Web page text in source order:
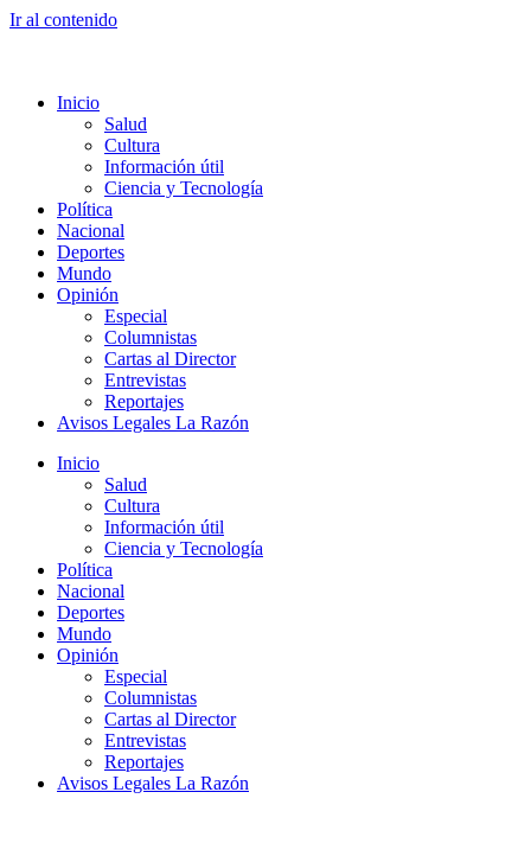
Ir al contenido
Inicio
Salud
Cultura
Información útil
Ciencia y Tecnología
Política
Nacional
Deportes
Mundo
Opinión
Especial
Columnistas
Cartas al Director
Entrevistas
Reportajes
Avisos Legales La Razón
Inicio
Salud
Cultura
Información útil
Ciencia y Tecnología
Política
Nacional
Deportes
Mundo
Opinión
Especial
Columnistas
Cartas al Director
Entrevistas
Reportajes
Avisos Legales La Razón